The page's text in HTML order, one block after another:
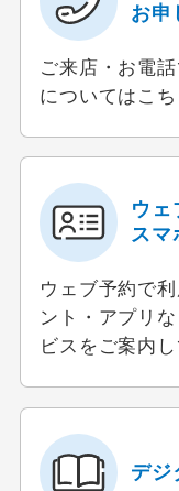
お申
ご来店・お電
についてはこ
ウェ
スマ
ウェブ予約で
ント・アプリ
ビスをご案内し
デジ